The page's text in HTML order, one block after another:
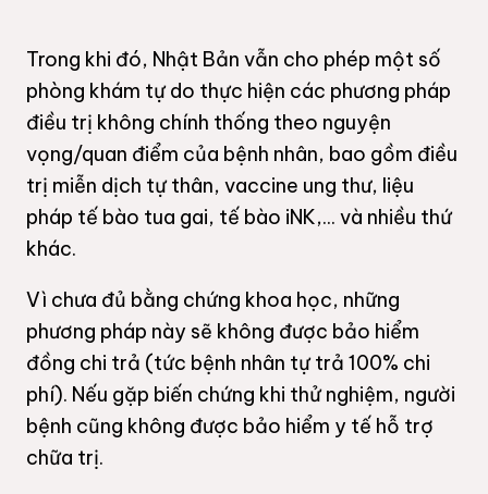
Trong khi đó, Nhật Bản vẫn cho phép một số
phòng khám tự do thực hiện các phương pháp
điều trị không chính thống theo nguyện
vọng/quan điểm của bệnh nhân, bao gồm điều
trị miễn dịch tự thân, vaccine ung thư, liệu
pháp tế bào tua gai, tế bào iNK,... và nhiều thứ
khác.
Vì chưa đủ bằng chứng khoa học, những
phương pháp này sẽ không được bảo hiểm
đồng chi trả (tức bệnh nhân tự trả 100% chi
phí). Nếu gặp biến chứng khi thử nghiệm, người
bệnh cũng không được bảo hiểm y tế hỗ trợ
chữa trị.